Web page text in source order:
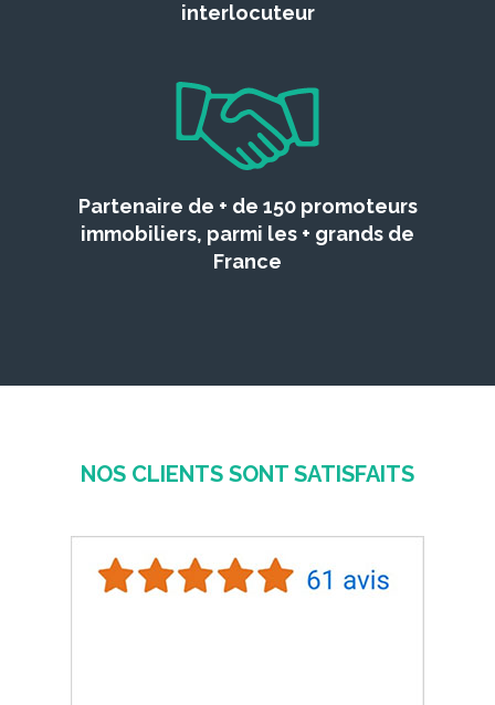
interlocuteur
Partenaire de + de 150 promoteurs
immobiliers, parmi les + grands de
France
NOS CLIENTS SONT SATISFAITS